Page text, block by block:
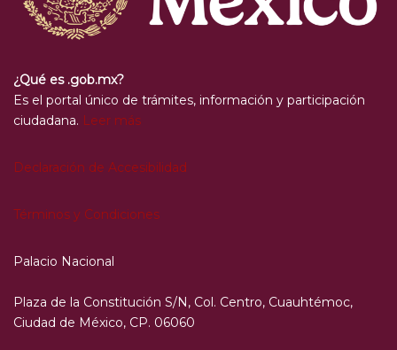
¿Qué es .gob.mx?
Es el portal único de trámites, información y participación
ciudadana. Leer más
Declaración de Accesibilidad
Términos y Condiciones
Palacio Nacional
Plaza de la Constitución S/N, Col. Centro, Cuauhtémoc,
Ciudad de México, CP. 06060